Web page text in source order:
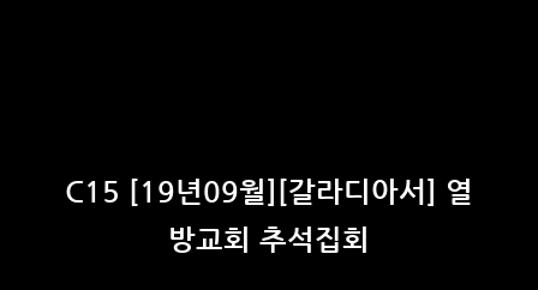
C15 [19년09월][갈라디아서] 열
방교회 추석집회